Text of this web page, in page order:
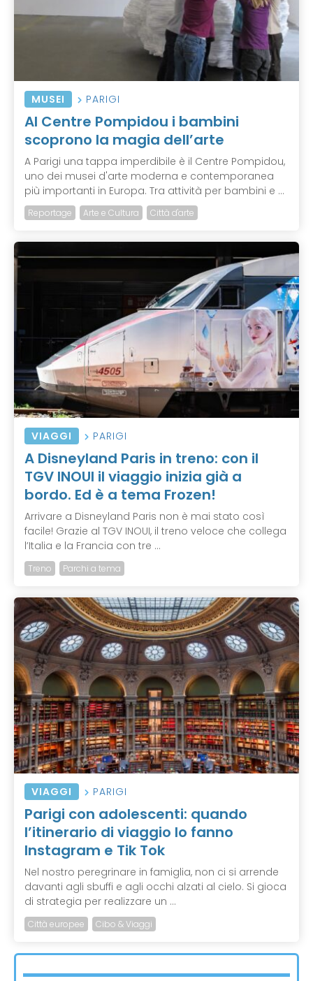
MUSEI PARIGI
Al Centre Pompidou i bambini
scoprono la magia dell’arte
A Parigi una tappa imperdibile è il Centre Pompidou,
uno dei musei d'arte moderna e contemporanea
più importanti in Europa. Tra attività per bambini e ...
Reportage Arte e Cultura Città d'arte
VIAGGI PARIGI
A Disneyland Paris in treno: con il
TGV INOUI il viaggio inizia già a
bordo. Ed è a tema Frozen!
Arrivare a Disneyland Paris non è mai stato così
facile! Grazie al TGV INOUI, il treno veloce che collega
l’Italia e la Francia con tre ...
Treno Parchi a tema
VIAGGI PARIGI
Parigi con adolescenti: quando
l’itinerario di viaggio lo fanno
Instagram e Tik Tok
Nel nostro peregrinare in famiglia, non ci si arrende
davanti agli sbuffi e agli occhi alzati al cielo. Si gioca
di strategia per realizzare un ...
Città europee Cibo & Viaggi